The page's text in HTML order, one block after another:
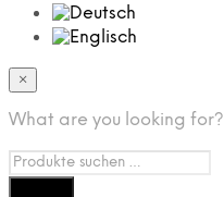
×
What are you looking for?